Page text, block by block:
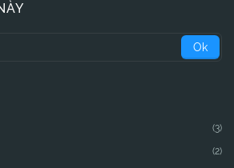
(3)
(2)